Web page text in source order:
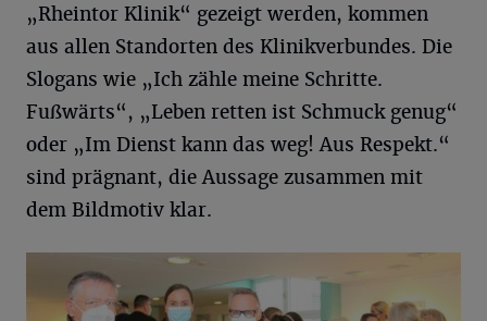
„Rheintor Klinik“ gezeigt werden, kommen
aus allen Standorten des Klinikverbundes. Die
Slogans wie „Ich zähle meine Schritte.
Fußwärts“, „Leben retten ist Schmuck genug“
oder „Im Dienst kann das weg! Aus Respekt.“
sind prägnant, die Aussage zusammen mit
dem Bildmotiv klar.